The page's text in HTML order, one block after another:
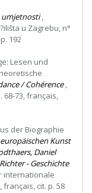
umjetnosti,
u Zagrebu, n°
192
Lesen und
/ Cohérence,
68-73, français,
der Biographie
Kunst
Daniel
-Geschichte
internationale
français, cit. p. 58